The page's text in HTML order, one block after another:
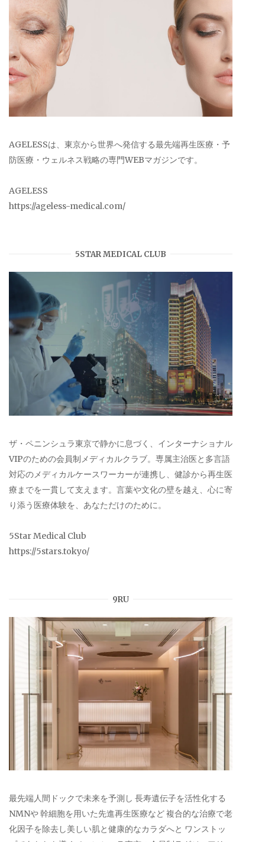
AGELESSは、東京から世界へ発信する最先端再生医療・予
防医療・ウェルネス戦略の専門WEBマガジンです。
AGELESS
https://ageless-medical.com/
5STAR MEDICAL CLUB
ザ・ペニンシュラ東京で静かに息づく、インターナショナル
VIPのための会員制メディカルクラブ。専属主治医と多言語
対応のメディカルケースワーカーが連携し、健診から再生医
療までを一貫して支えます。言葉や文化の壁を越え、心に寄
り添う医療体験を、あなただけのために。
5Star Medical Club
https://5stars.tokyo/
9RU
最先端人間ドックで未来を予測し 長寿遺伝子を活性化する
NMNや 幹細胞を用いた先進再生医療など 複合的な治療で老
化因子を除去し美しい肌と健康的なカラダへと ワンストッ